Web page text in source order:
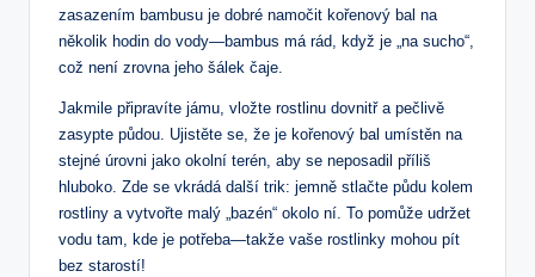
zasazením bambusu je dobré namočit kořenový bal na
několik hodin do vody—bambus má rád, když je „na sucho“,
což není zrovna jeho šálek čaje.
Jakmile připravíte jámu, vložte rostlinu dovnitř a pečlivě
zasypte půdou. Ujistěte se, že je kořenový bal umístěn na
stejné úrovni jako okolní terén, aby se neposadil příliš
hluboko. Zde se vkrádá další trik: jemně stlačte půdu kolem
rostliny a vytvořte malý „bazén“ okolo ní. To pomůže udržet
vodu tam, kde je potřeba—takže vaše rostlinky mohou pít
bez starostí!